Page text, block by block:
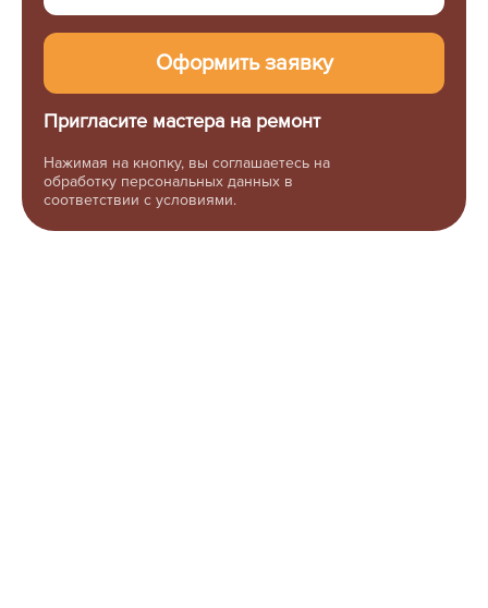
Пригласите мастера на ремонт
Нажимая на кнопку, вы соглашаетесь на
обработку персональных данных в
соответствии с условиями.